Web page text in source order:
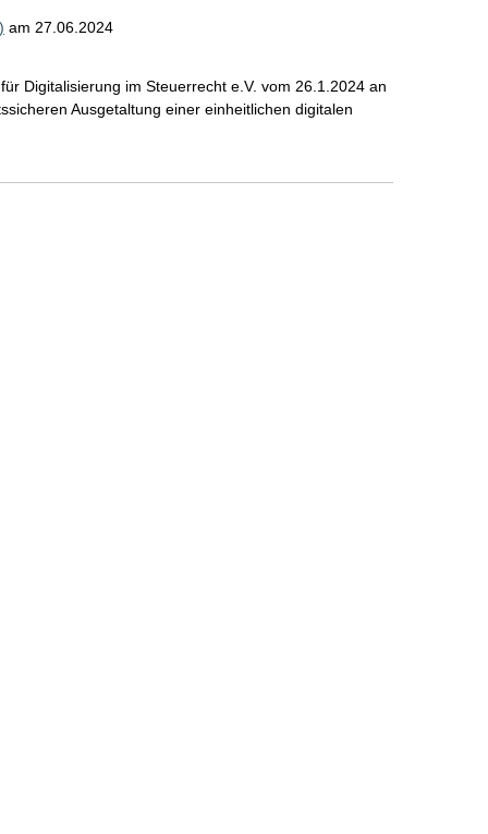
am 27.06.2024
Digitalisierung im Steuerrecht e.V. vom 26.1.2024 an
Ausgetaltung einer einheitlichen digitalen